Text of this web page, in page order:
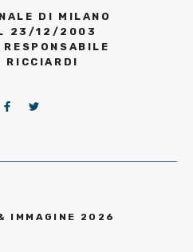
DI MILANO
23/12/2003
RICCIARDI
IMMAGINE 2026